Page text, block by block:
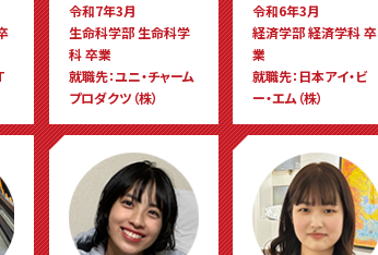
令和7年3月
生命科学部 生命科学
科 卒業
就職先：ユニ・チャーム
プロダクツ（株）
令和6年3月
経済学部 経済学科 卒
業
就職先：日本アイ・ビ
ー・エム（株）